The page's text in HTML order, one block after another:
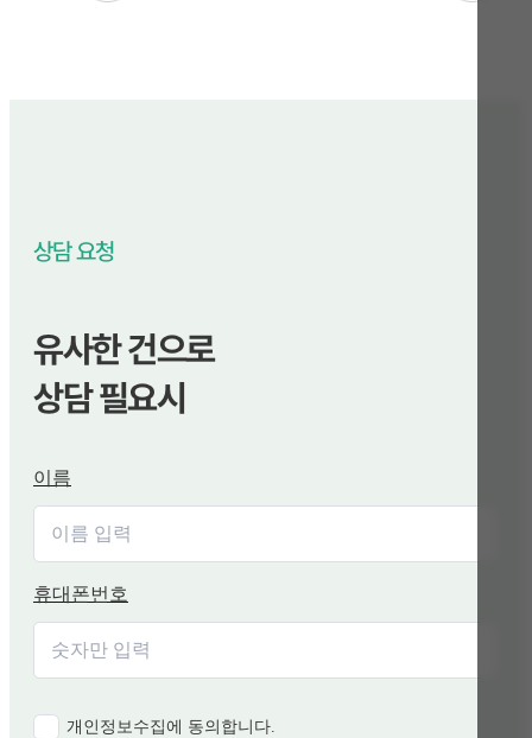
상담 요청
유사한 건으로
상담 필요시
이름
휴대폰번호
개인정보수집에 동의합니다.